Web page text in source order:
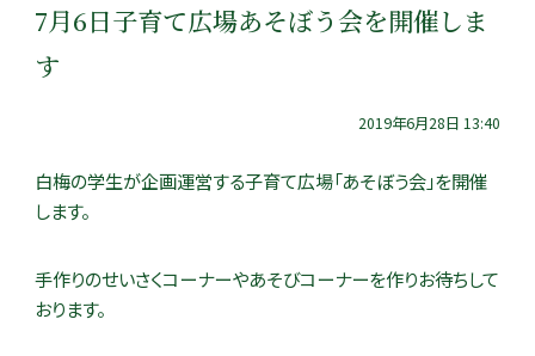
7月6日子育て広場あそぼう会を開催しま
す
2019年6月28日 13:40
白梅の学生が企画運営する子育て広場「あそぼう会」を開催
します。
手作りのせいさくコーナーやあそびコーナーを作りお待ちして
おります。